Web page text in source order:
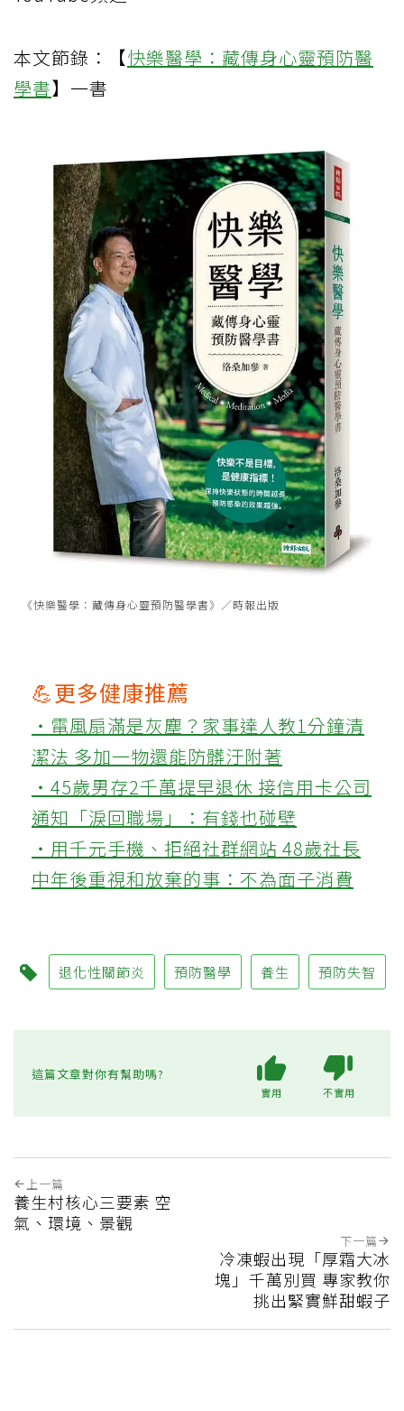
本文節錄：【快樂醫學：藏傳身心靈預防醫
學書】一書
《快樂醫學：藏傳身心靈預防醫學書》／時報出版
💪更多健康推薦
‧電風扇滿是灰塵？家事達人教1分鐘清
潔法 多加一物還能防髒汙附著
‧45歲男存2千萬提早退休 接信用卡公司
通知「淚回職場」：有錢也碰壁
‧用千元手機、拒絕社群網站 48歲社長
中年後重視和放棄的事：不為面子消費
退化性關節炎 預防醫學 養生 預防失智
這篇文章對你有幫助嗎?
實用 不實用
上一篇
養生村核心三要素 空
氣、環境、景觀
下一篇
冷凍蝦出現「厚霜大冰
塊」千萬別買 專家教你
挑出緊實鮮甜蝦子